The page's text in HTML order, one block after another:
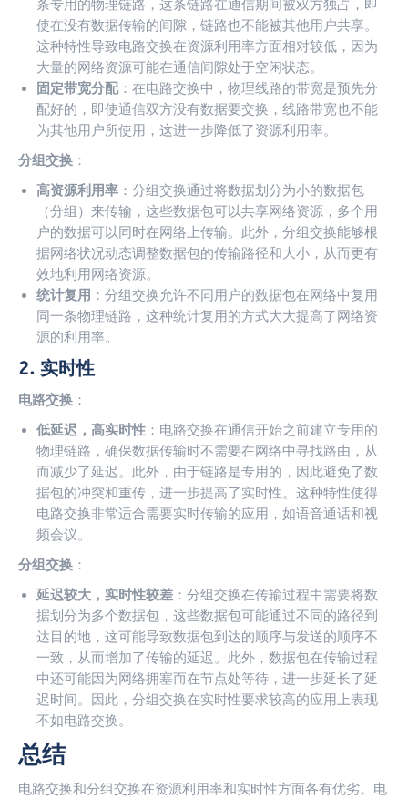
条专用的物理链路，这条链路在通信期间被双方独占，即
使在没有数据传输的间隙，链路也不能被其他用户共享。
这种特性导致电路交换在资源利用率方面相对较低，因为
大量的网络资源可能在通信间隙处于空闲状态。
固定带宽分配：在电路交换中，物理线路的带宽是预先分
配好的，即使通信双方没有数据要交换，线路带宽也不能
为其他用户所使用，这进一步降低了资源利用率。
分组交换 ：
高资源利用率 ：分组交换通过将数据划分为小的数据包
（分组）来传输，这些数据包可以共享网络资源，多个用
户的数据可以同时在网络上传输。此外，分组交换能够根
据网络状况动态调整数据包的传输路径和大小，从而更有
效地利用网络资源。
统计复用 ：分组交换允许不同用户的数据包在网络中复用
同一条物理链路，这种统计复用的方式大大提高了网络资
源的利用率。
2. 实时性
电路交换 ：
低延迟，高实时性 ：电路交换在通信开始之前建立专用的
物理链路，确保数据传输时不需要在网络中寻找路由，从
而减少了延迟。此外，由于链路是专用的，因此避免了数
据包的冲突和重传，进一步提高了实时性。这种特性使得
电路交换非常适合需要实时传输的应用，如语音通话和视
频会议。
分组交换 ：
延迟较大，实时性较差 ：分组交换在传输过程中需要将数
据划分为多个数据包，这些数据包可能通过不同的路径到
达目的地，这可能导致数据包到达的顺序与发送的顺序不
一致，从而增加了传输的延迟。此外，数据包在传输过程
中还可能因为网络拥塞而在节点处等待，进一步延长了延
迟时间。因此，分组交换在实时性要求较高的应用上表现
不如电路交换。
总结
电路交换和分组交换在资源利用率和实时性方面各有优劣。电